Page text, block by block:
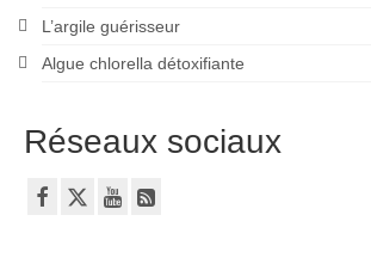
L’argile guérisseur
Algue chlorella détoxifiante
Réseaux sociaux